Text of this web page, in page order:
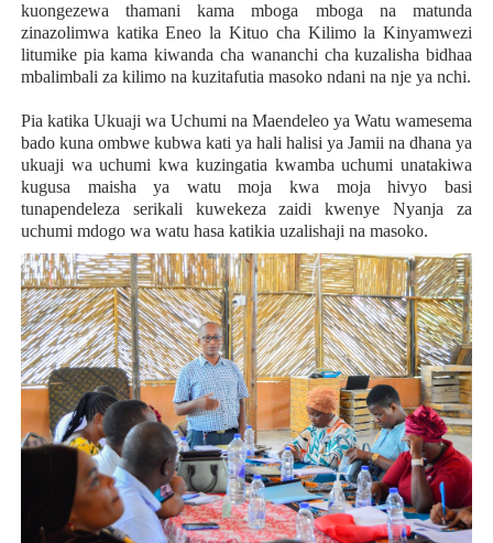
kuongezewa thamani kama mboga mboga na matunda
zinazolimwa katika Eneo la Kituo cha Kilimo la Kinyamwezi
litumike pia kama kiwanda cha wananchi cha kuzalisha bidhaa
mbalimbali za kilimo na kuzitafutia masoko ndani na nje ya nchi.
Pia katika Ukuaji wa Uchumi na Maendeleo ya Watu wamesema
bado kuna ombwe kubwa kati ya hali halisi ya Jamii na dhana ya
ukuaji wa uchumi kwa kuzingatia kwamba uchumi unatakiwa
kugusa maisha ya watu moja kwa moja hivyo basi
tunapendeleza serikali kuwekeza zaidi kwenye Nyanja za
uchumi mdogo wa watu hasa katikia uzalishaji na masoko.